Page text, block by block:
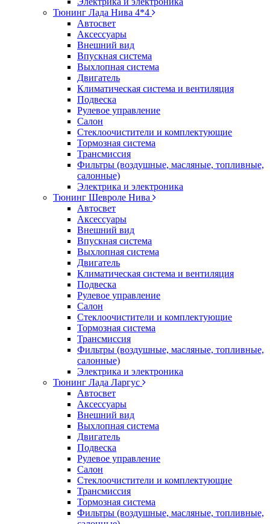
Тюнинг Лада Нива 4*4
Автосвет
Аксессуары
Внешний вид
Впускная система
Выхлопная система
Двигатель
Климатическая система и вентиляция
Подвеска
Рулевое управление
Салон
Стеклоочистители и комплектующие
Тормозная система
Трансмиссия
Фильтры (воздушные, масляные, топливные,
салонные)
Электрика и электроника
Тюнинг Шевроле Нива
Автосвет
Аксессуары
Внешний вид
Впускная система
Выхлопная система
Двигатель
Климатическая система и вентиляция
Подвеска
Рулевое управление
Салон
Стеклоочистители и комплектующие
Тормозная система
Трансмиссия
Фильтры (воздушные, масляные, топливные,
салонные)
Электрика и электроника
Тюнинг Лада Ларгус
Автосвет
Аксессуары
Внешний вид
Выхлопная система
Двигатель
Подвеска
Рулевое управление
Салон
Стеклоочистители и комплектующие
Трансмиссия
Тормозная система
Фильтры (воздушные, масляные, топливные,